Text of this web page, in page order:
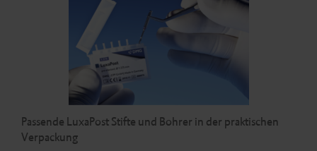
Passende LuxaPost Stifte und Bohrer in der praktischen
Verpackung